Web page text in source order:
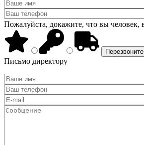
Пожалуйста, докажите, что вы человек,
Письмо директору